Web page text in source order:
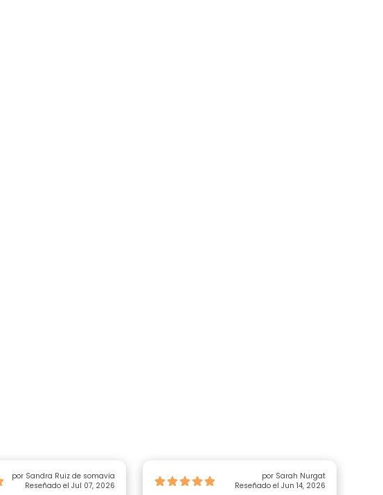
por Sandra Ruiz de somavia
Reseñado el Jul 07, 2026
por Sarah Nurgat
Reseñado el Jun 14, 2026